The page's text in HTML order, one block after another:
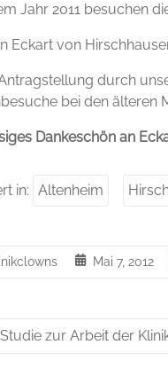
Jahr 2011 besuchen
Eckart von
durch
bei den älteren
Dankeschön an
in: Altenheim
Mai 7, 2012
Studie zur Arbeit der